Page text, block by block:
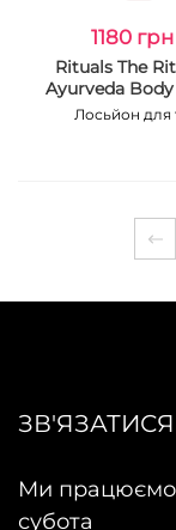
1180 грн
Rituals The
Ayurveda
Лосьйон для
Ми працюємо
субота